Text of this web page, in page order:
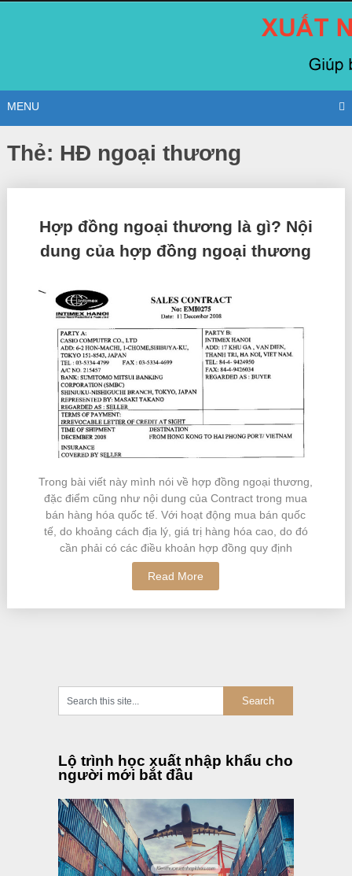
MENU
Thẻ: HĐ ngoại thương
Hợp đồng ngoại thương là gì? Nội
dung của hợp đồng ngoại thương
Trong bài viết này mình nói về hợp đồng ngoại thương,
đặc điểm cũng như nội dung của Contract trong mua
bán hàng hóa quốc tế. Với hoạt động mua bán quốc
tế, do khoảng cách địa lý, giá trị hàng hóa cao, do đó
cần phải có các điều khoản hợp đồng quy định
Read More
navigation
Lộ trình học xuất nhập khẩu cho
người mới bắt đầu